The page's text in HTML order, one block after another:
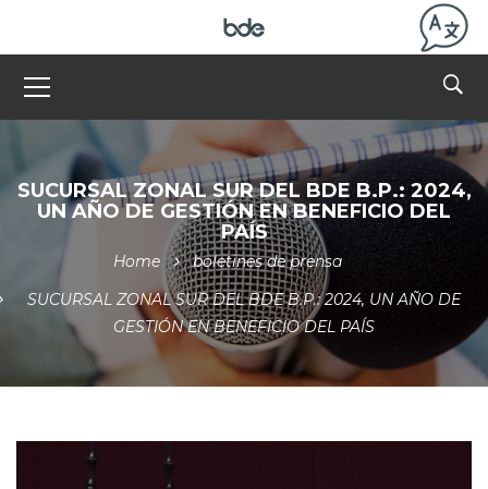
SUCURSAL ZONAL SUR DEL BDE B.P.: 2024,
UN AÑO DE GESTIÓN EN BENEFICIO DEL
PAÍS
Home
boletines de prensa
SUCURSAL ZONAL SUR DEL BDE B.P.: 2024, UN AÑO DE
GESTIÓN EN BENEFICIO DEL PAÍS